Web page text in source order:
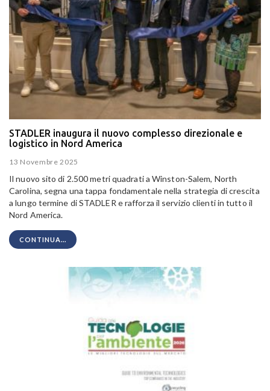
STADLER inaugura il nuovo complesso direzionale e
logistico in Nord America
13 Novembre 2025
Il nuovo sito di 2.500 metri quadrati a Winston-Salem, North
Carolina, segna una tappa fondamentale nella strategia di crescita
a lungo termine di STADLER e rafforza il servizio clienti in tutto il
Nord America.
CONTINUA...